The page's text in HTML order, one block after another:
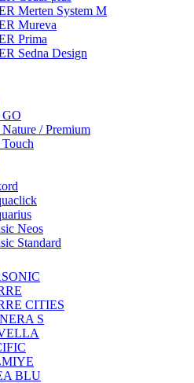
Merten System M
Mureva
Prima
Sedna Design
/ Premium
Neos
Standard
CITIES
S
BLU